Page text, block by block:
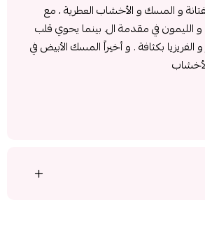
و المسك و الأخشاب العطرية ، مع
الليمون في مقدمة ال. بينما يحوي قلب
و الفريزيا بكثافة . و أخيراً المسك الأبيض في